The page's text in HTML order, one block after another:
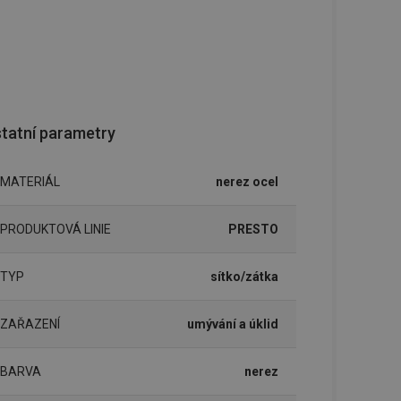
parametry
MATERIÁL nerez ocel
PRODUKTOVÁ LINIE PRESTO
TYP sítko/zátka
ZAŘAZENÍ umývání a úklid
BARVA nerez